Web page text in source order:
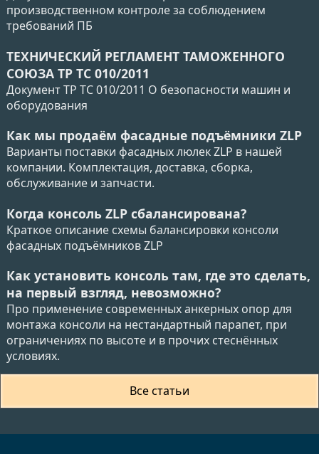
производственном контроле за соблюдением
требований ПБ
ТЕХНИЧЕСКИЙ РЕГЛАМЕНТ ТАМОЖЕННОГО
СОЮЗА ТР ТС 010/2011
Документ ТР ТС 010/2011 О безопасности машин и
оборудования
Как мы продаём фасадные подъёмники ZLP
Варианты поставки фасадных люлек ZLP в нашей
компании. Комплектация, доставка, сборка,
обслуживание и запчасти.
Когда консоль ZLP сбалансирована?
Краткое описание схемы балансировки консоли
фасадных подъёмников ZLP
Как установить консоль там, где это сделать,
на первый взгляд, невозможно?
Про применение современных анкерных опор для
монтажа консоли на нестандартный парапет, при
ограничениях по высоте и в прочих стеснённых
условиях.
Все статьи